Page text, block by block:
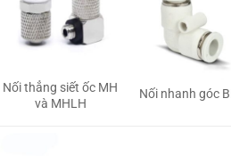
Nối thẳng siết ốc MH
và MHLH
Nối nhanh góc